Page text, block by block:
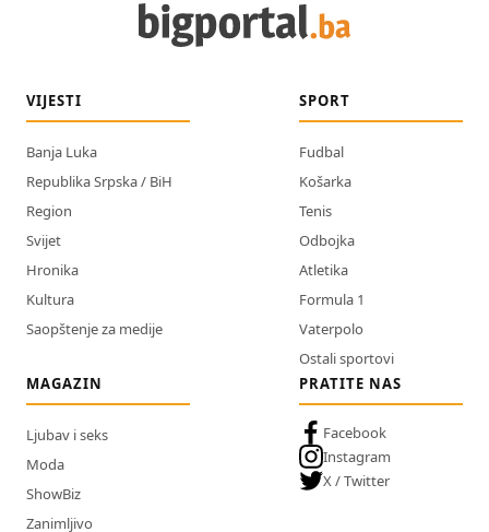
VIJESTI
Banja Luka
Republika Srpska / BiH
Region
Svijet
Hronika
Kultura
Saopštenje za medije
SPORT
Fudbal
Košarka
Tenis
Odbojka
Atletika
Formula 1
Vaterpolo
Ostali sportovi
MAGAZIN
Ljubav i seks
Moda
ShowBiz
Zanimljivo
PRATITE NAS
Facebook
Instagram
X / Twitter